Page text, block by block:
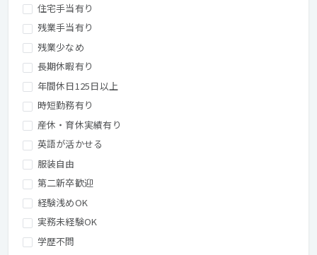
住宅手当有り
残業手当有り
残業少なめ
長期休暇有り
年間休日125日以上
時短勤務有り
産休・育休実績有り
英語が活かせる
服装自由
第二新卒歓迎
経験浅めOK
実務未経験OK
学歴不問